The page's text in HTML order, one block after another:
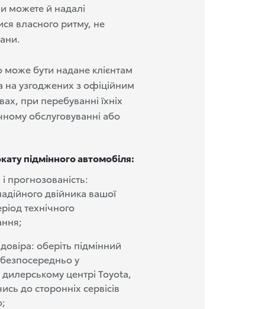
можете й надалі
власного ритму, не
може бути надане клієнтам
на узгоджених з офіційним
при перебуванні їхніх
обслуговуванні або
підмінного автомобіля:
прогнозованість:
двійника вашої
технічного
довіра: оберіть підмінний
у
центрі Toyota,
до сторонніх сервісів